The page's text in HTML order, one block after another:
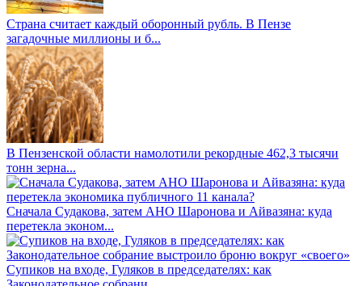
Страна считает каждый оборонный рубль. В Пензе
загадочные миллионы и б...
В Пензенской области намолотили рекордные 462,3 тысячи
тонн зерна...
Сначала Судакова, затем АНО Шаронова и Айвазяна: куда
перетекла эконом...
Супиков на входе, Гуляков в председателях: как